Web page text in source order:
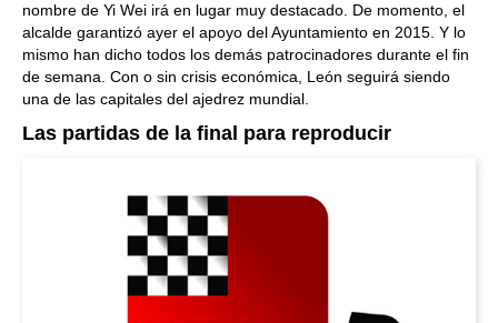
nombre de Yi Wei irá en lugar muy destacado. De momento, el
alcalde garantizó ayer el apoyo del Ayuntamiento en 2015. Y lo
mismo han dicho todos los demás patrocinadores durante el fin
de semana. Con o sin crisis económica, León seguirá siendo
una de las capitales del ajedrez mundial.
Las partidas de la final para reproducir